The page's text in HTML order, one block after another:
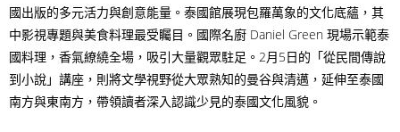
國出版的多元活力與創意能量。泰國館展現包羅萬象的文化底蘊，其
中影視專題與美食料理最受矚目。國際名廚 Daniel Green 現場示範泰
國料理，香氣繚繞全場，吸引大量觀眾駐足。2月5日的「從民間傳說
到小說」講座，則將文學視野從大眾熟知的曼谷與清邁，延伸至泰國
南方與東南方，帶領讀者深入認識少見的泰國文化風貌。